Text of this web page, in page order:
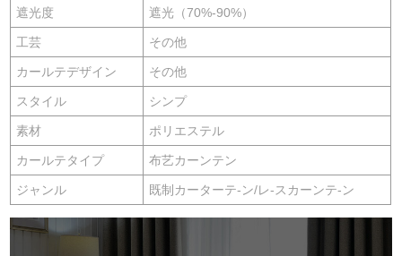
遮光度 遮光（70%-90%）
工芸 その他
カールテデザイン その他
スタイル シンプ
素材 ポリエステル
カールテタイプ 布艺カーンテン
ジャンル 既制カーターテ-ン/レ-スカーンテ-ン